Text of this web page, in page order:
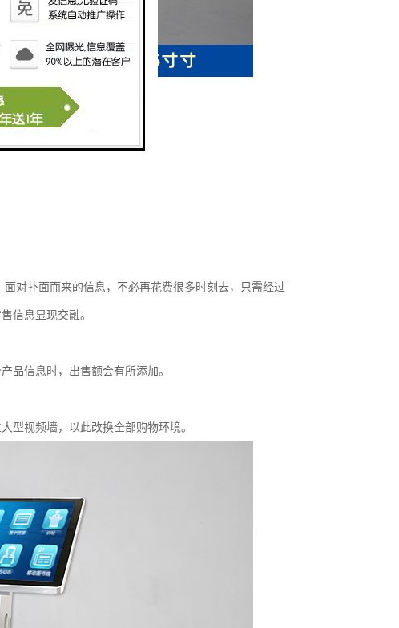
的预警体系。
面对扑面而来的信息，不必再花费很多时刻去，只需经过
信息显现交融。
品信息时，出售额会有所添加。
型视频墙，以此改换全部购物环境。